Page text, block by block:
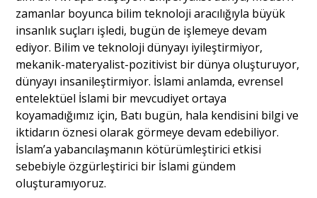
zamanlar boyunca bilim teknoloji aracılığıyla büyük
insanlık suçları işledi, bugün de işlemeye devam
ediyor. Bilim ve teknoloji dünyayı iyileştirmiyor,
mekanik-materyalist-pozitivist bir dünya oluşturuyor,
dünyayı insanileştirmiyor. İslami anlamda, evrensel
entelektüel İslami bir mevcudiyet ortaya
koyamadığımız için, Batı bugün, hala kendisini bilgi ve
iktidarın öznesi olarak görmeye devam edebiliyor.
İslam’a yabancılaşmanın kötürümleştirici etkisi
sebebiyle özgürleştirici bir İslami gündem
oluşturamıyoruz.